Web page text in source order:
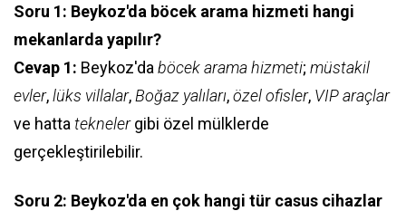
Soru 1: Beykoz'da böcek arama hizmeti hangi
mekanlarda yapılır?
Cevap 1: Beykoz'da böcek arama hizmeti; müstakil
evler,lüks villalar, Boğaz yalıları,özel ofisler, VIP araçlar
ve hatta teknelergibi özel mülklerde
gerçekleştirilebilir.
Soru 2: Beykoz'da en çok hangi tür casus cihazlar